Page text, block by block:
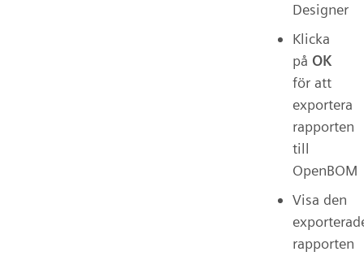
Designer
Klicka
på OK
för att
exportera
rapporten
till
OpenBOM
Visa den
rapporten